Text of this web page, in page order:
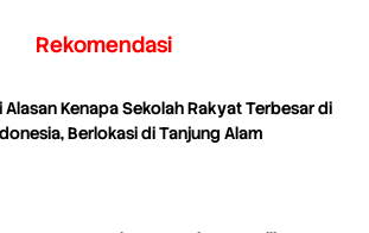
Rekomendasi
Alasan Kenapa Sekolah Rakyat Terbesar di
Berlokasi di Tanjung Alam